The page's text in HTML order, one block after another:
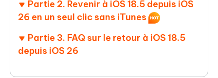
Partie 2. Revenir à iOS 18.5 depuis iOS
26 en un seul clic sans iTunes
Partie 3. FAQ sur le retour à iOS 18.5
depuis iOS 26